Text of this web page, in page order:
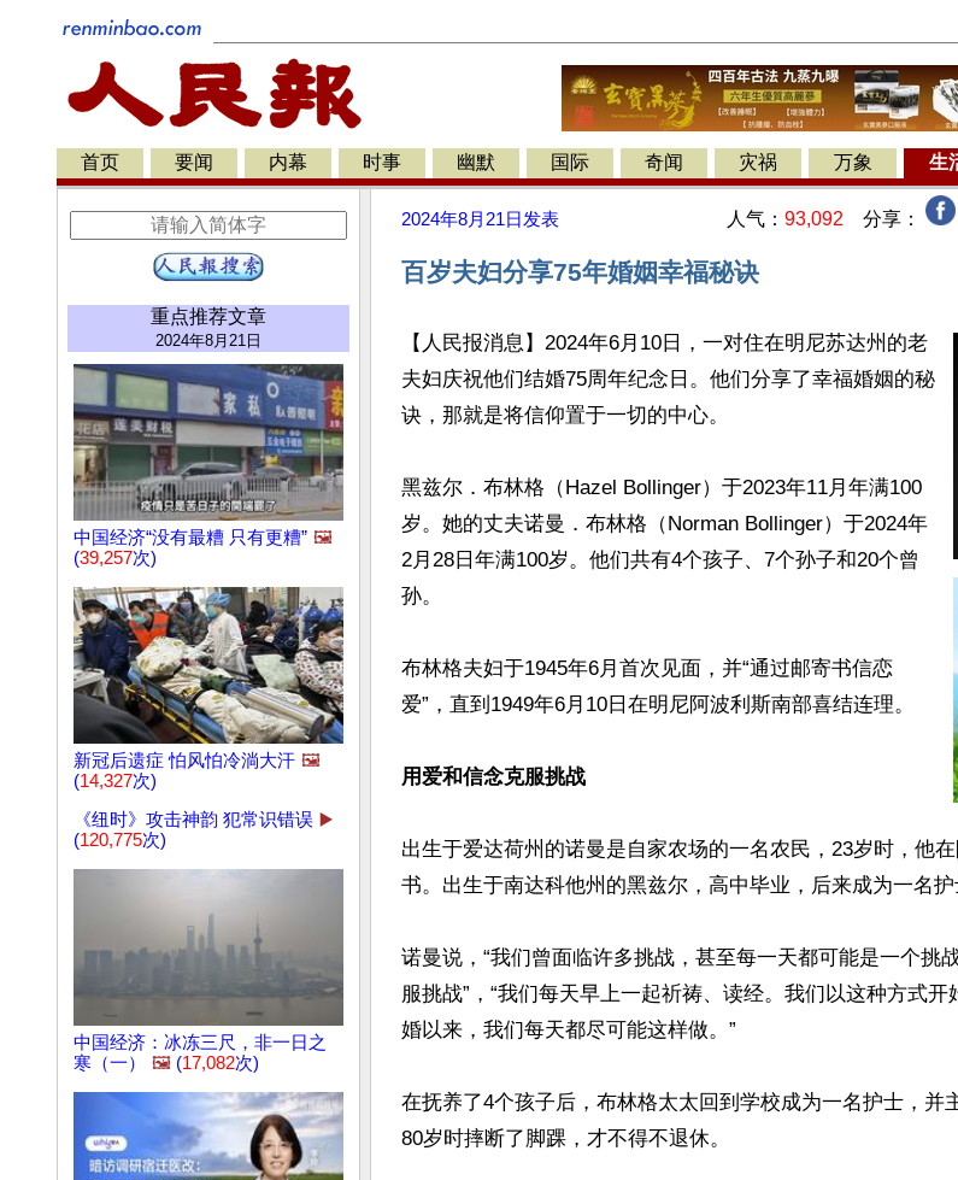
首页 要闻 内幕 时事 幽默 国际 奇闻 灾祸 万象 生
重点推荐文章
2024年8月21日
中国经济“没有最糟 只有更糟” 🖼️
(39,257次)
新冠后遗症 怕风怕冷淌大汗 🖼️
(14,327次)
《纽时》攻击神韵 犯常识错误 ▶️
(120,775次)
中国经济：冰冻三尺，非一日之
寒（一）
🖼️ (17,082次)
2024年8月21日 发表 人气： 93,092 分享：
百岁夫妇分享75年婚姻幸福秘诀
【人民报消息】2024年6月10日，一对住在明尼苏达州的老
夫妇庆祝他们结婚75周年纪念日。他们分享了幸福婚姻的秘
诀，那就是将信仰置于一切的中心。
黑兹尔．布林格（Hazel Bollinger）于2023年11月年满100
岁。她的丈夫诺曼．布林格（Norman Bollinger）于2024年
2月28日年满100岁。他们共有4个孩子、7个孙子和20个曾
孙。
布林格夫妇于1945年6月首次见面，并“通过邮寄书信恋
爱”，直到1949年6月10日在明尼阿波利斯南部喜结连理。
用爱和信念克服挑战
出生于爱达荷州的诺曼是自家农场的一名农民，23岁时，他
书。出生于南达科他州的黑兹尔，高中毕业，后来成为一名护
诺曼说，“我们曾面临许多挑战，甚至每一天都可能是一个挑
服挑战”，“我们每天早上一起祈祷、读经。我们以这种方式
婚以来，我们每天都尽可能这样做。”
在抚养了4个孩子后，布林格太太回到学校成为一名护士，并
80岁时摔断了脚踝，才不得不退休。